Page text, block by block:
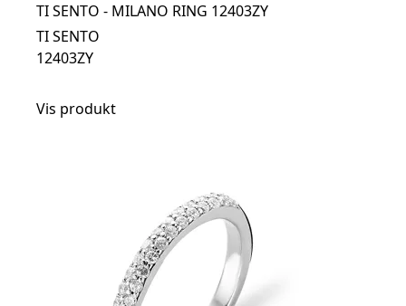
TI SENTO - MILANO RING 12403ZY
TI SENTO
12403ZY
Vis produkt